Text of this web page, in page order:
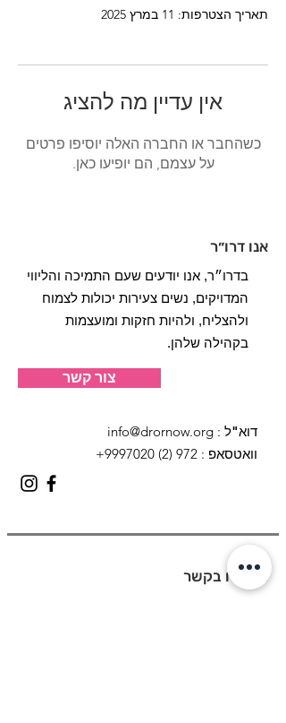
תאריך הצטרפות: 11 במרץ 2025
אין עדיין מה להציג
כשהחבר או החברה האלה יוסיפו פרטים
על עצמם, הם יופיעו כאן.
אנו דרו״ר
בדרו״ר, אנו יודעים שעם התמיכה והליווי
המדויקים, נשים צעירות יכולות לצמוח
ולהצליח, ולהיות חזקות ומועצמות
בקהילה שלהן.
צור קשר
דוא"ל :
info@drornow.org
וואטסאפ : 972 (2) 9997020+
השארו בקשר